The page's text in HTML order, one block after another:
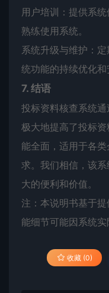
用户培训：提供系
熟练使用系统。
系统升级与维护：
统功能的持续优化和
7. 结语
投标资料核查系统通
极大地提高了投标
能全面，适用于各
求。我们相信，该
大的便利和价值。
注：本说明书基于
能细节可能因系统实
收藏 (0)